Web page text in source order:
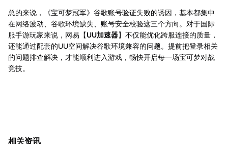
总的来说，《宝可梦冠军》谷歌账号验证失败的诱因，基本都集中
在网络波动、谷歌环境缺失、账号安全校验这三个方向。对于国际
服手游玩家来说，网易【UU加速器】不仅能优化跨服连接的质量，
还能通过配套的UU空间解决谷歌环境兼容的问题。提前把登录相关
的问题排查解决，才能顺利进入游戏，畅快开启每一场宝可梦对战
竞技。
相关资讯